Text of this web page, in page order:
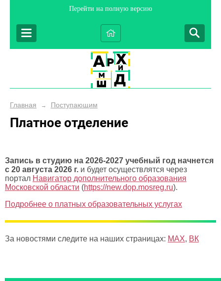
Перейти на полную версию
Главная → Поступающим
Платное отделение
Запись в студию на 2026-2027 учебный год начнется
с 20 августа 2026 г. и будет осуществлятся через
портал Навигатор дополнительного образования
Московской области (https://new.dop.mosreg.ru).
Подробнее о платных образовательных услугах
За новостями следите на наших страницах: MAX, ВК